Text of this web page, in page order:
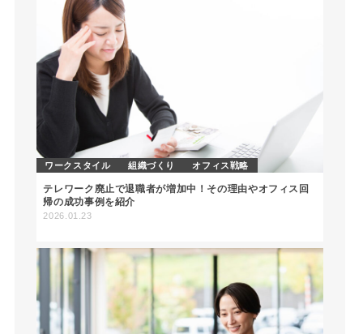
ワークスタイル 組織づくり オフィス戦略
テレワーク廃止で退職者が増加中！その理由やオフィス回
帰の成功事例を紹介
2026.01.23